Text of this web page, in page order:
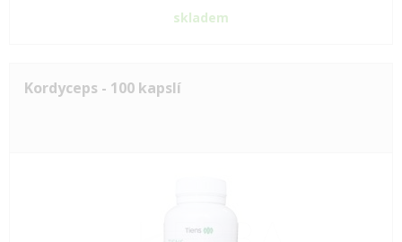
skladem
Kordyceps - 100 kapslí